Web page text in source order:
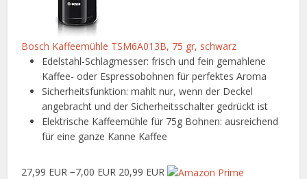
Bosch Kaffeemühle TSM6A013B, 75 gr, schwarz
Edelstahl-Schlagmesser: frisch und fein gemahlene
Kaffee- oder Espressobohnen für perfektes Aroma
Sicherheitsfunktion: mahlt nur, wenn der Deckel
angebracht und der Sicherheitsschalter gedrückt ist
Elektrische Kaffeemühle für 75g Bohnen: ausreichend
für eine ganze Kanne Kaffee
27,99 EUR −7,00 EUR 20,99 EUR